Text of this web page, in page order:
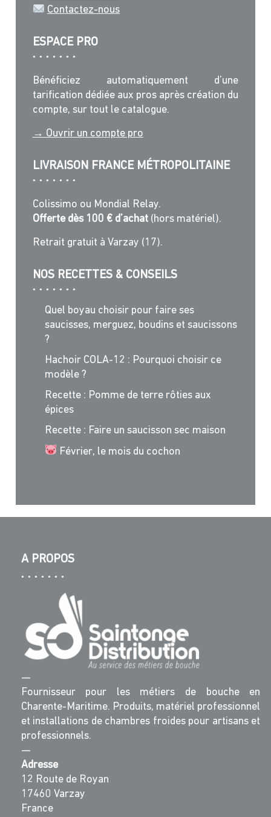
Contactez-nous
ESPACE PRO
Bénéficiez automatiquement d’une
tarification dédiée aux pros après création du
compte, sur tout le catalogue.
→ Ouvrir un compte pro
LIVRAISON FRANCE MÉTROPOLITAINE
Colissimo ou Mondial Relay.
Offerte dès 100 € d’achat (hors matériel).
Retrait gratuit à Varzay (17).
NOS RECETTES & CONSEILS
Quel boyau choisir pour faire ses
saucisses, merguez, boudins et saucissons
?
Hachoir COLA-12 : Pourquoi choisir ce
modèle ?
Recette : Pomme de terre rôties aux
épices
Recette : Faire un saucisson sec maison
Février, le mois du cochon
A PROPOS
—
Fournisseur pour les métiers de bouche en
Charente-Maritime. Produits, matériel professionnel
et installations de chambres froides pour artisans et
professionnels.
—
Adresse
12 Route de Royan
17460 Varzay
France